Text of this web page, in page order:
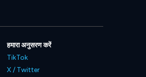
हमारा अनुसरण करें
TikTok
X / Twitter